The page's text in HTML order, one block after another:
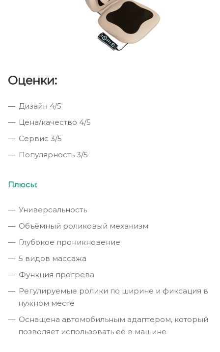
Оценки:
Дизайн 4/5
Цена/качество 4/5
Сервис 3/5
Популярность 3/5
Плюсы:
Универсальность
Объёмный роликовый механизм
Глубокое проникновение
5 видов массажа
Функция прогрева
Регулируемые ролики по ширине и фиксация в
нужном месте
Оснащена автомобильным адаптером, который
позволяет использовать её в машине